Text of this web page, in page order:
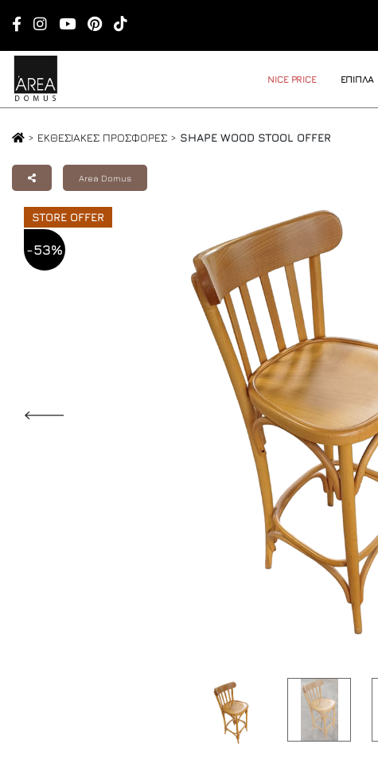
NICE PRICE ΕΠΙΠΛΑ
> ΕΚΘΕΣΙΑΚΕΣ ΠΡΟΣΦΟΡΕΣ > SHAPE WOOD STOOL OFFER
Area Domus
STORE OFFER
-53%